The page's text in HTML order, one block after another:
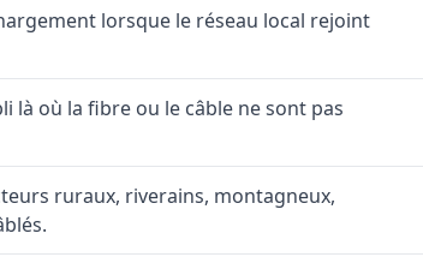
lorsque le réseau local rejoint
là où la fibre ou le câble ne sont pas
ruraux, riverains, montagneux,